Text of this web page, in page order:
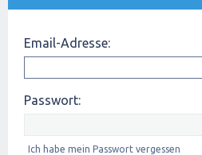
Email-Adresse:
Passwort:
Ich habe mein Passwort vergessen